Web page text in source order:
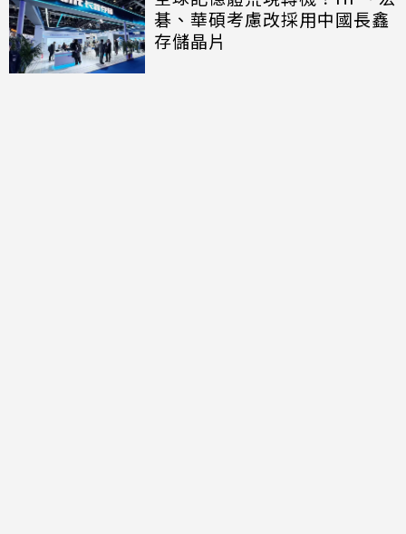
碁、華碩考慮改採用中國長鑫
存儲晶片